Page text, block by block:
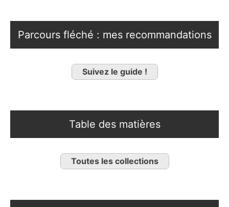
Parcours fléché : mes recommandations
Suivez le guide !
Table des matières
Toutes les collections